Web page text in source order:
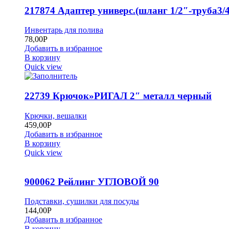
217874 Адаптер универс.(шланг 1/2″-труба3/
Инвентарь для полива
78,00Р
Добавить в избранное
В корзину
Quick view
22739 Крючок»РИГАЛ 2″ металл черный
Крючки, вешалки
459,00Р
Добавить в избранное
В корзину
Quick view
900062 Рейлинг УГЛОВОЙ 90
Подставки, сушилки для посуды
144,00Р
Добавить в избранное